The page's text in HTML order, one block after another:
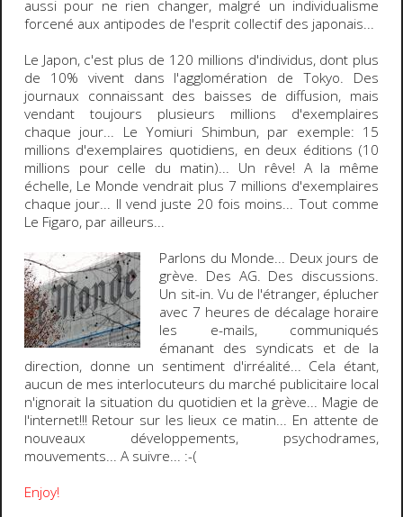
aussi pour ne rien changer, malgré un individualisme
forcené aux antipodes de l'esprit collectif des japonais...
Le Japon,c'est plus de 120 millions d'individus, dont plus
de 10% vivent dans l'agglomération deTokyo. Des
journaux connaissant des baisses de diffusion, mais
vendant toujours plusieurs millions d'exemplaires
chaque jour... LeYomiuri Shimbun, par exemple: 15
millions d'exemplaires quotidiens, en deux éditions (10
millions pour celle du matin)... Un rêve! A la même
échelle, Le Monde vendrait plus 7 millions d'exemplaires
chaque jour... Il vend juste 20 fois moins... Tout comme
Le Figaro, par ailleurs...
Parlons du Monde... Deux jours de
grève. Des AG. Des discussions.
Un sit-in. Vu de l'étranger, éplucher
avec 7 heures de décalage horaire
les e-mails, communiqués
émanant des syndicats et de la
direction, donne un sentiment d'irréalité... Cela étant,
aucun de mes interlocuteurs du marché publicitaire local
n'ignorait la situation du quotidien et la grève... Magie de
l'internet!!! Retour sur les lieux ce matin... En attente de
nouveaux développements, psychodrames,
mouvements... A suivre... :-(
Enjoy!